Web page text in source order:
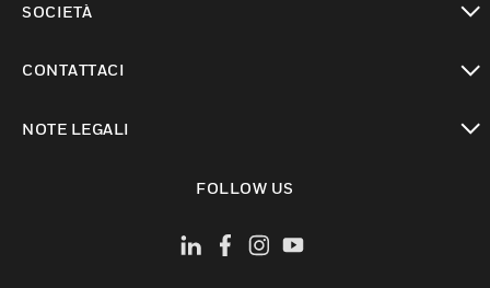
SOCIETÀ
CONTATTACI
NOTE LEGALI
FOLLOW US